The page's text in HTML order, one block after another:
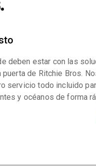
deben estar con las
de Ritchie Bros.
servicio todo incluido
y océanos de forma